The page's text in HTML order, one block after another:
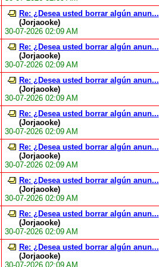
Re: ¿Desea usted borrar algún anun...
(Jorjaooke)
30-07-2026 02:09 AM
Re: ¿Desea usted borrar algún anun...
(Jorjaooke)
30-07-2026 02:09 AM
Re: ¿Desea usted borrar algún anun...
(Jorjaooke)
30-07-2026 02:09 AM
Re: ¿Desea usted borrar algún anun...
(Jorjaooke)
30-07-2026 02:09 AM
Re: ¿Desea usted borrar algún anun...
(Jorjaooke)
30-07-2026 02:09 AM
Re: ¿Desea usted borrar algún anun...
(Jorjaooke)
30-07-2026 02:09 AM
Re: ¿Desea usted borrar algún anun...
(Jorjaooke)
30-07-2026 02:09 AM
Re: ¿Desea usted borrar algún anun...
(Jorjaooke)
30-07-2026 02:09 AM